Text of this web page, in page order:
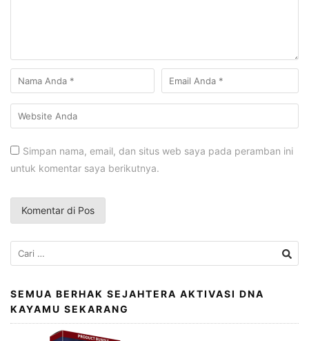
Simpan nama, email, dan situs web saya pada peramban ini
untuk komentar saya berikutnya.
Cari
untuk:
SEMUA BERHAK SEJAHTERA AKTIVASI DNA
KAYAMU SEKARANG